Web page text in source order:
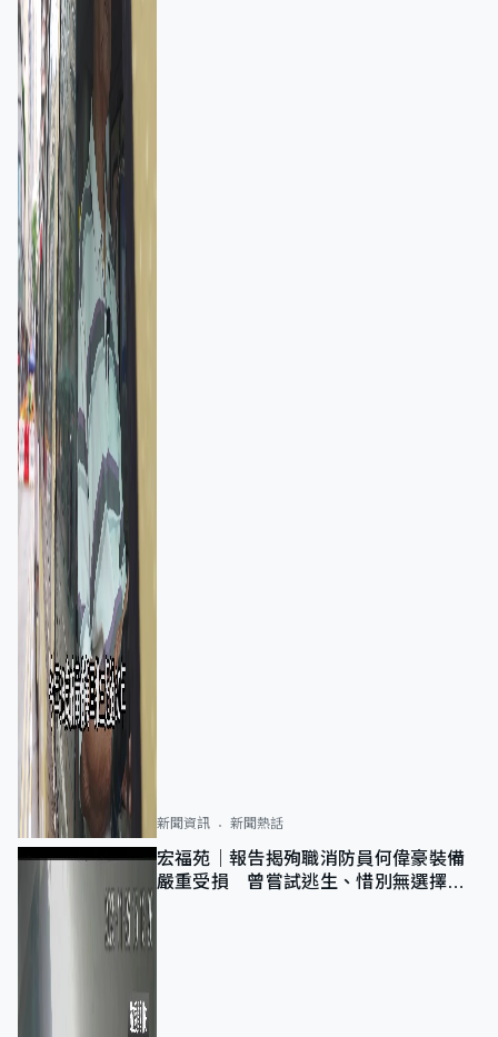
新聞資訊 新聞熱話
宏福苑｜報告揭殉職消防員何偉豪裝備
嚴重受損 曾嘗試逃生、惜別無選擇下